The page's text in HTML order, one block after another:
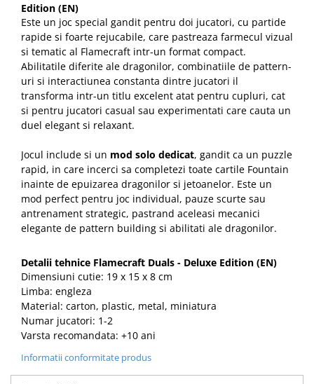
Edition (EN)
Este un joc special gandit pentru doi jucatori, cu partide
rapide si foarte rejucabile, care pastreaza farmecul vizual
si tematic al Flamecraft intr-un format compact.
Abilitatile diferite ale dragonilor, combinatiile de pattern-
uri si interactiunea constanta dintre jucatori il
transforma intr-un titlu excelent atat pentru cupluri, cat
si pentru jucatori casual sau experimentati care cauta un
duel elegant si relaxant.
Jocul include si un mod solo dedicat, gandit ca un puzzle
rapid, in care incerci sa completezi toate cartile Fountain
inainte de epuizarea dragonilor si jetoanelor. Este un
mod perfect pentru joc individual, pauze scurte sau
antrenament strategic, pastrand aceleasi mecanici
elegante de pattern building si abilitati ale dragonilor.
Detalii tehnice Flamecraft Duals - Deluxe Edition (EN)
Dimensiuni cutie: 19 x 15 x 8 cm
Limba: engleza
Material: carton, plastic, metal, miniatura
Numar jucatori: 1-2
Varsta recomandata: +10 ani
Informatii conformitate produs